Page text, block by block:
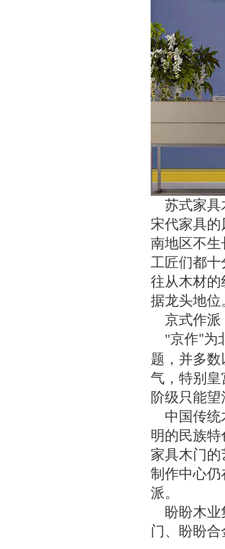
苏式家具
宋代家具
南地区不
工匠们都
往从木材
据龙头地位
京式作派
"京作"为
题，并多
气，特别
阶级只能
中国传
明的民族
家具木门
制作中心
派。
盼盼木
门、盼盼